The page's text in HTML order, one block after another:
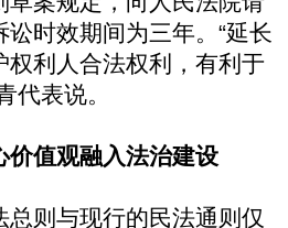
时效期间为三年。“延长
权利人合法权利，有利于
代表说。
值观融入法治建设
则与现行的民法通则仅